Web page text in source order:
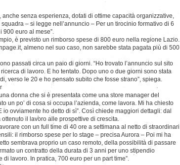
senza esperienza, dotati di ottime capacità organizzative,
– si legge nell’annuncio – Per un tirocinio formativo di 6
900 euro al mese”.
è previsto un rimborso spese di 800 euro nella regione Lazio.
almeno nel suo caso, non sarebbe stata pagata più di 500
passati circa un paio di giorni. “Ho trovato l’annuncio sul sito
di lavoro. E ho tentato. Dopo uno o due giorni sono stata
verso le 20 e ho pensato subito che fosse strano”, spiega.
donna che si è presentata come una store manager del
un po’ di cosa si occupa l’azienda, come lavora. Mi ha chiesto
ovviamente ho detto di sì”. Così chiede maggiori dettagli: dal
il lavoro alle prospettive di crescita.
con un full time di 40 ore a settimana al netto di straordinari
il rimborso spese per lo stage – precisa Aurora – Poi mi ha
sembrava proprio un caso remoto, della possibilità di passare
un contratto della durata di 3 anni per uno stipendio
di lavoro. In pratica, 700 euro per un part time”.